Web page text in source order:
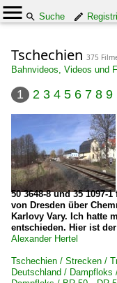
Suche
Tschechien 375
Bahnvideos, Videos und
1 2 3 4 5 6 7 8 9
50 3648-8 und 35 1097-
von Dresden über
Karlovy Vary. Ich hatte
entschieden. Hier ist
Alexander Hertel
Tschechien / Strecken /
Deutschland / Dampfloks